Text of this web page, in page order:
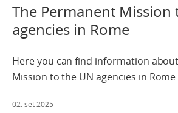
The Permanent Mission
agencies in Rome
Here you can find information
Mission to the UN agencies in Rome
02. set 2025